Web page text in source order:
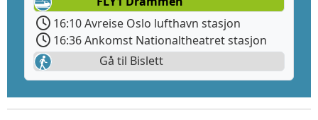
16:10 Avreise Oslo lufthavn stasjon
16:36 Ankomst Nationaltheatret stasjon
Gå til Bislett